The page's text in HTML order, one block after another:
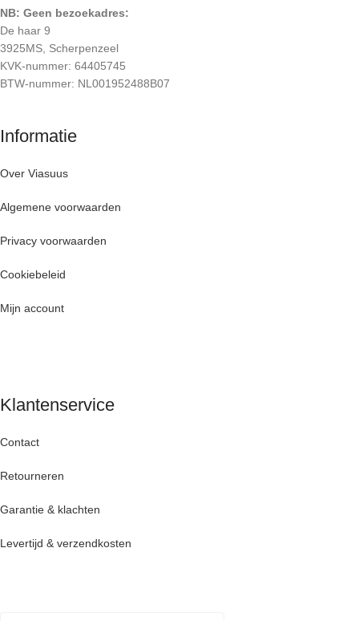
NB: Geen bezoekadres:
De haar 9
3925MS, Scherpenzeel
KVK-nummer: 64405745
BTW-nummer: NL001952488B07
Informatie
Over Viasuus
Algemene voorwaarden
Privacy voorwaarden
Cookiebeleid
Mijn account
Klantenservice
Contact
Retourneren
Garantie & klachten
Levertijd & verzendkosten